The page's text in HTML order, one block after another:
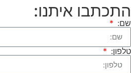
התכתבו איתנו:
שם:
טלפון: